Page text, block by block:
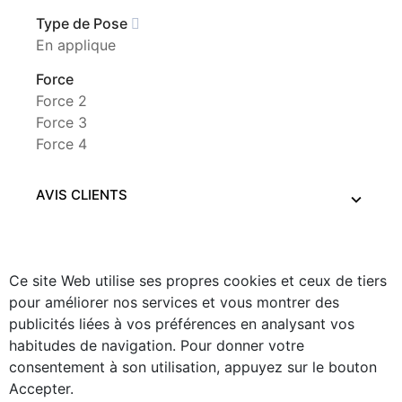
Type de Pose
En applique
Force
Force 2
Force 3
Force 4
AVIS CLIENTS
Ce site Web utilise ses propres cookies et ceux de tiers
pour améliorer nos services et vous montrer des
publicités liées à vos préférences en analysant vos
habitudes de navigation. Pour donner votre
consentement à son utilisation, appuyez sur le bouton
Accepter.